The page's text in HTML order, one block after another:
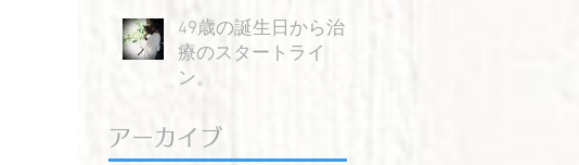
49歳の誕生日から治
療のスタートライ
ン。
アーカイブ